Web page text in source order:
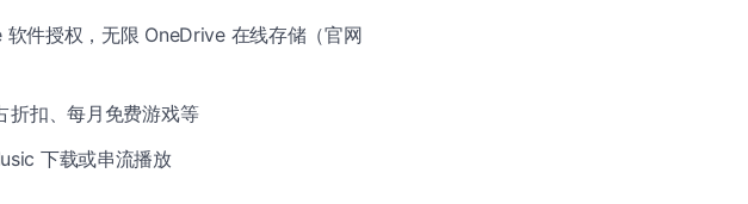
件授权，无限 OneDrive 在线存储（官网
折扣、每月免费游戏等
下载或串流播放